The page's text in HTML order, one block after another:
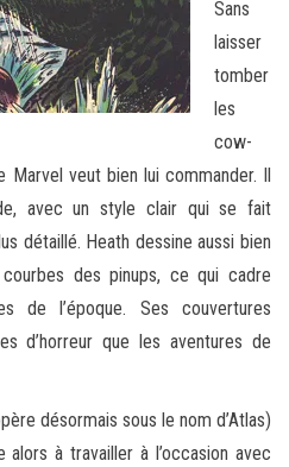
Sans
laisser
tomber
les
cow-
veut bien lui commander. Il
avec un style clair qui se fait
détaillé. Heath dessine aussi bien
des pinups, ce qui cadre
de l’époque. Ses couvertures
d’horreur que les aventures de
désormais sous le nom d’Atlas)
à travailler à l’occasion avec